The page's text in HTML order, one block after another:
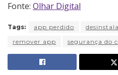
Fonte: Olhar Digital
Tags: app perdido
remover app
segurança do